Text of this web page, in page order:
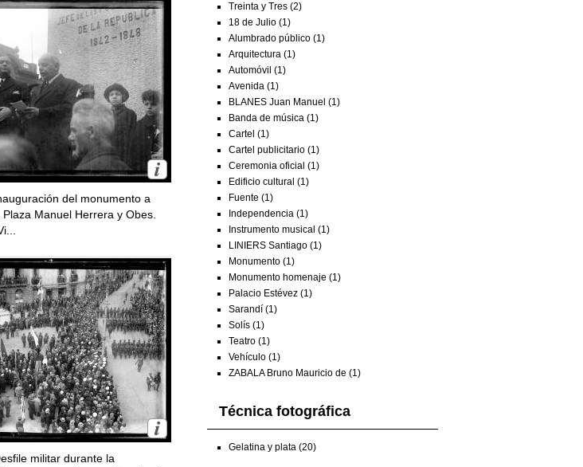
del monumento a
Manuel Herrera y Obes.
militar durante la
Treinta y Tres (2)
18 de Julio (1)
Alumbrado público (1)
Arquitectura (1)
Automóvil (1)
Avenida (1)
BLANES Juan Manuel (1)
Banda de música (1)
Cartel (1)
Cartel publicitario (1)
Ceremonia oficial (1)
Edificio cultural (1)
Fuente (1)
Independencia (1)
Instrumento musical (1)
LINIERS Santiago (1)
Monumento (1)
Monumento homenaje (1)
Palacio Estévez (1)
Sarandí (1)
Solís (1)
Teatro (1)
Vehículo (1)
ZABALA Bruno Mauricio de (1)
Técnica fotográfica
Gelatina y plata (20)